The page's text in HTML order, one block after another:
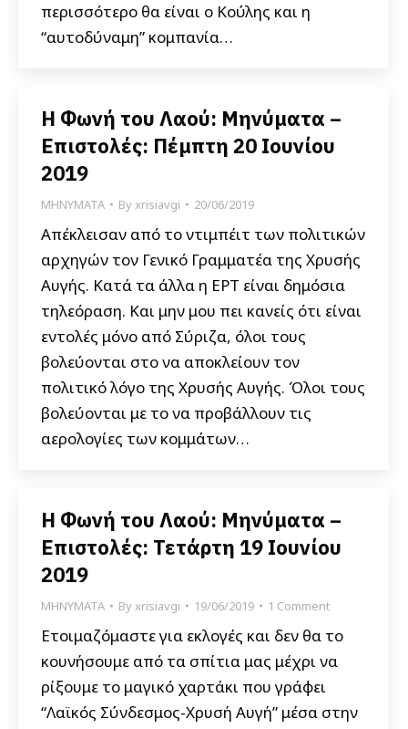
περισσότερο θα είναι ο Κούλης και η
“αυτοδύναμη” κομπανία…
Η Φωνή του Λαού: Μηνύματα –
Επιστολές: Πέμπτη 20 Ιουνίου
2019
ΜΗΝΥΜΑΤΑ Byxrisiavgi 20/06/2019
Απέκλεισαν από το ντιμπέιτ των πολιτικών
αρχηγών τον Γενικό Γραμματέα της Χρυσής
Αυγής. Κατά τα άλλα η ΕΡΤ είναι δημόσια
τηλεόραση. Και μην μου πει κανείς ότι είναι
εντολές μόνο από Σύριζα, όλοι τους
βολεύονται στο να αποκλείουν τον
πολιτικό λόγο της Χρυσής Αυγής. Όλοι τους
βολεύονται με το να προβάλλουν τις
αερολογίες των κομμάτων…
Η Φωνή του Λαού: Μηνύματα –
Επιστολές: Τετάρτη 19 Ιουνίου
2019
ΜΗΝΥΜΑΤΑ Byxrisiavgi 19/06/2019 1 Comment
Ετοιμαζόμαστε για εκλογές και δεν θα το
κουνήσουμε από τα σπίτια μας μέχρι να
ρίξουμε το μαγικό χαρτάκι που γράφει
“Λαϊκός Σύνδεσμος-Χρυσή Αυγή” μέσα στην